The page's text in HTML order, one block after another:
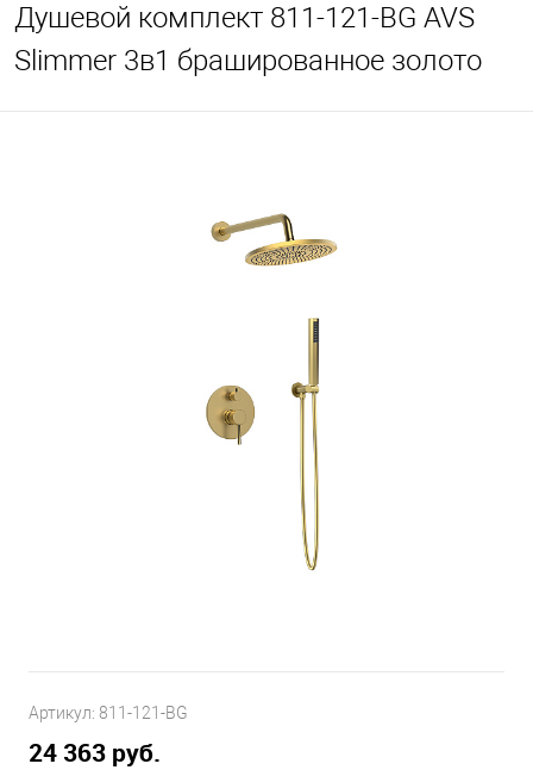
Душевой комплект 811-121-BG AVS
Slimmer 3в1 брашированное золото
Артикул: 811-121-BG
24 363 руб.